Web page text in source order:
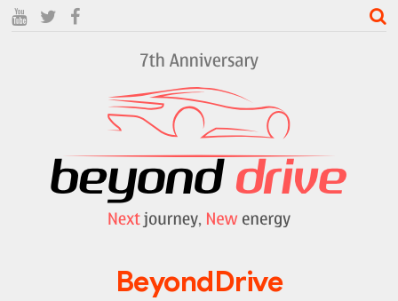
BeyondDrive